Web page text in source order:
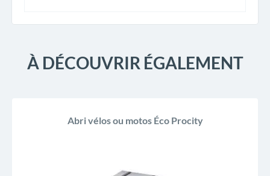
À DÉCOUVRIR ÉGALEMENT
Abri vélos ou motos Éco Procity